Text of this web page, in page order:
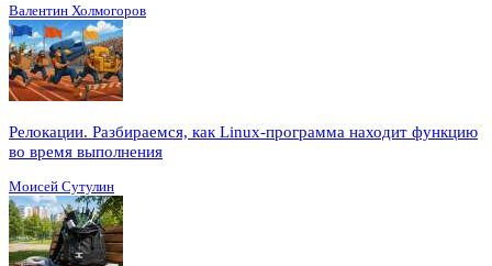
Валентин Холмогоров
Релокации. Разбираемся, как Linux-программа находит функцию
во время выполнения
Моисей Сутулин